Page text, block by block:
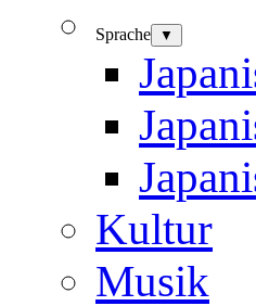
Sprache ▼
Kultur
Musik